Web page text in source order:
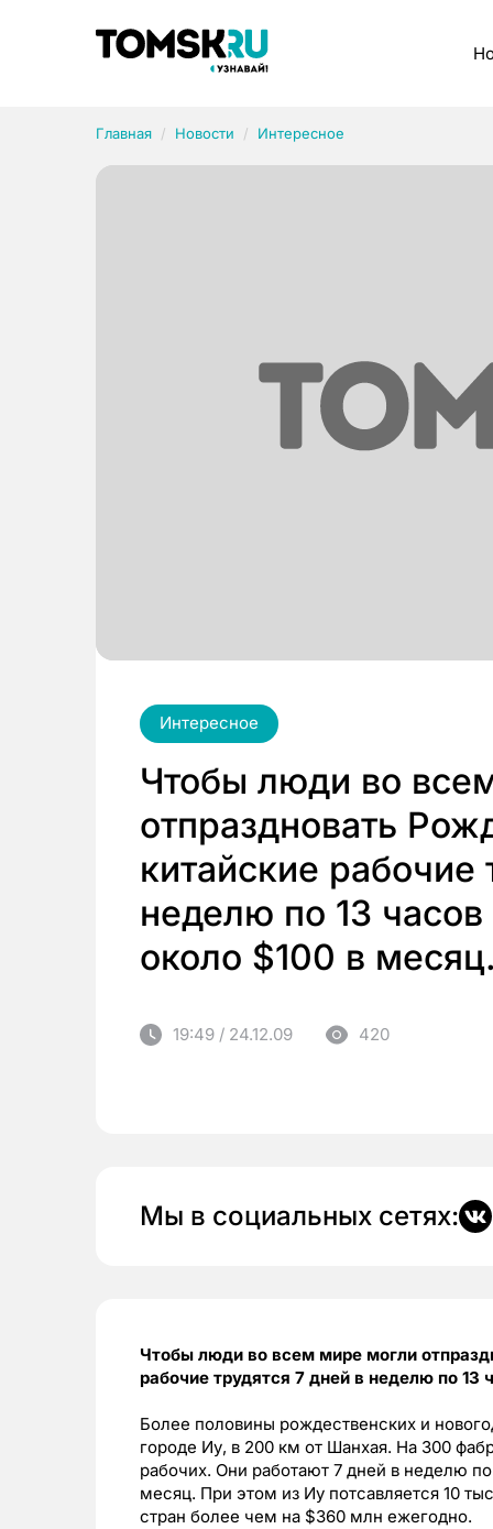
Главная Новости Интересное
Интересное
Чтобы люди во
отпраздновать
китайские рабочие
неделю по 13
около $100 в
19:49 / 24.12.09 420
Мы в социальных сетях:
Чтобы люди во всем мире могли
рабочие трудятся 7 дней в неделю по
Более половины рождественских и
городе Иу, в 200 км от Шанхая. На 300
рабочих. Они работают 7 дней в неделю по
месяц. При этом из Иу потсавляется 10
стран более чем на $360 млн ежегодно.
Рубрики